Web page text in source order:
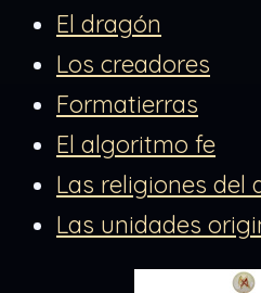
El dragón
Los creadores
Formatierras
El algoritmo fe
Las religiones del
Las unidades